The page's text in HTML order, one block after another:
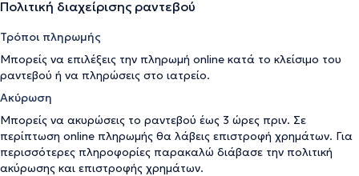
Πολιτική διαχείρισης ραντεβού
Τρόποι πληρωμής
Μπορείς να επιλέξεις την πληρωμή online κατά το κλείσιμο του
ραντεβού ή να πληρώσεις στο ιατρείο.
Ακύρωση
Μπορείς να ακυρώσεις το ραντεβού έως 3 ώρες πριν. Σε
περίπτωση online πληρωμής θα λάβεις επιστροφή χρημάτων. Για
περισσότερες πληροφορίες παρακαλώ διάβασε την πολιτική
ακύρωσης και επιστροφής χρημάτων.